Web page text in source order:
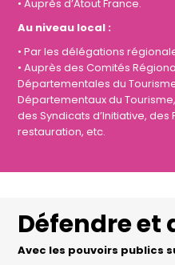
• Auprès d’Atout France.
Au niveau local :
• Par les délégations
• Auprès des Comités
Départementales du
Départementaux du
des Syndicats d’Initiative,
restauration, etc.
Défendre et
Avec les pouvoirs publics